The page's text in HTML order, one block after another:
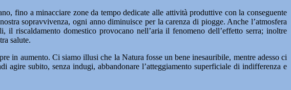
fino a minacciare zone da tempo dedicate alle attività produttive con la conseguente
sopravvivenza, ogni anno diminuisce per la carenza di piogge. Anche l’atmosfera
riscaldamento domestico provocano nell’aria il fenomeno dell’effetto serra; inoltre
salute.
in aumento. Ci siamo illusi che la Natura fosse un bene inesauribile, mentre adesso ci
subito, senza indugi, abbandonare l’atteggiamento superficiale di indifferenza e